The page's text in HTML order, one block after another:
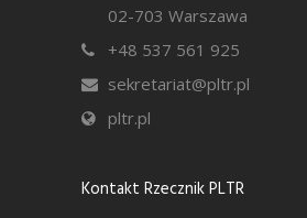
02-703 Warszawa
+48 537 561 925
sekretariat@pltr.pl
pltr.pl
Kontakt Rzecznik PLTR